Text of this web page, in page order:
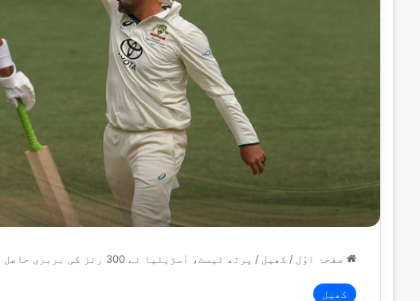
صفحۂ اوّل / کھیل / پرتھ ٹیسٹ، آسڑیلیا نے 300 رنز کی بربری حاصل کرلی، 8 وکٹیں باقی
کھیل